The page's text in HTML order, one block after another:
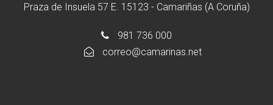
Praza de Insuela 57 E. 15123 - Camariñas (A Coruña)
981 736 000
correo@camarinas.net